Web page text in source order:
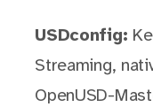
USDconfig:
Streaming,
OpenUSD-